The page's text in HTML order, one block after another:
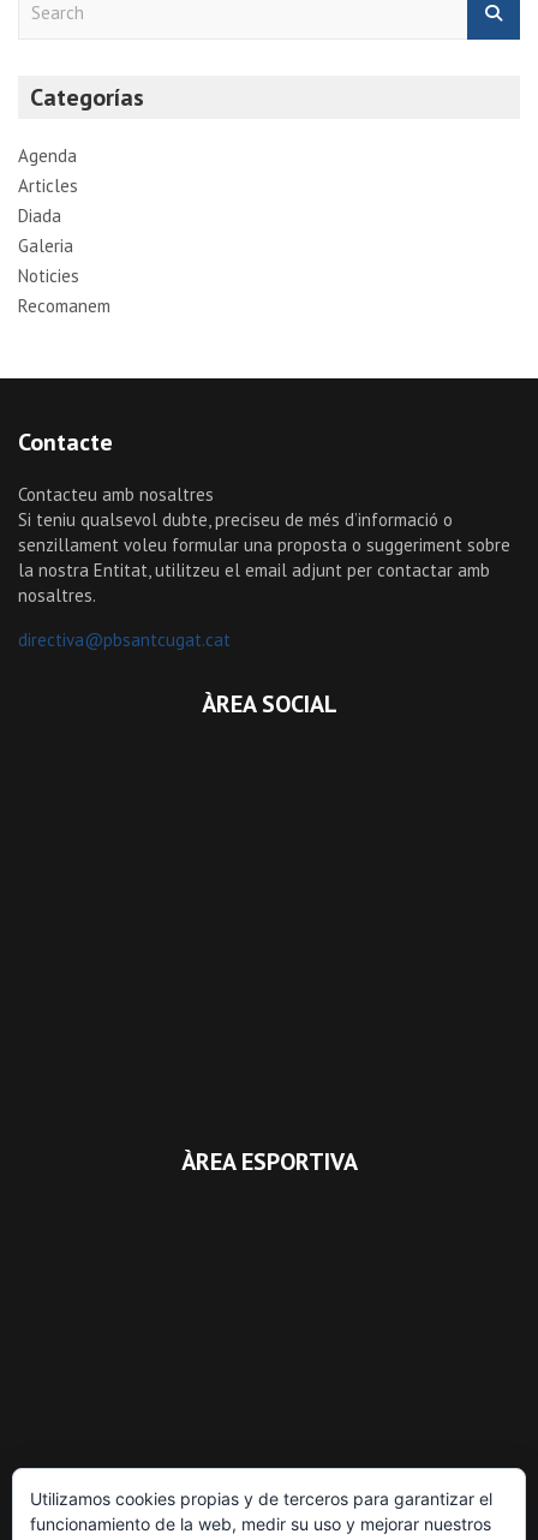
Categorías
Agenda
Articles
Diada
Galeria
Noticies
Recomanem
Contacte
Contacteu amb nosaltres
Si teniu qualsevol dubte, preciseu de més d’informació o
senzillament voleu formular una proposta o suggeriment sobre
la nostra Entitat, utilitzeu el email adjunt per contactar amb
nosaltres.
directiva@pbsantcugat.cat
ÀREA SOCIAL
ÀREA ESPORTIVA
Utilizamos cookies propias y de terceros para garantizar el
funcionamiento de la web, medir su uso y mejorar nuestros